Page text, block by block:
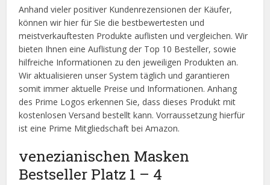
Anhand vieler positiver Kundenrezensionen der Käufer,
können wir hier für Sie die bestbewertesten und
meistverkauftesten Produkte auflisten und vergleichen. Wir
bieten Ihnen eine Auflistung der Top 10 Besteller, sowie
hilfreiche Informationen zu den jeweiligen Produkten an.
Wir aktualisieren unser System täglich und garantieren
somit immer aktuelle Preise und Informationen. Anhang
des Prime Logos erkennen Sie, dass dieses Produkt mit
kostenlosen Versand bestellt kann. Vorraussetzung hierfür
ist eine Prime Mitgliedschaft bei Amazon.
venezianischen Masken
Bestseller Platz 1 – 4